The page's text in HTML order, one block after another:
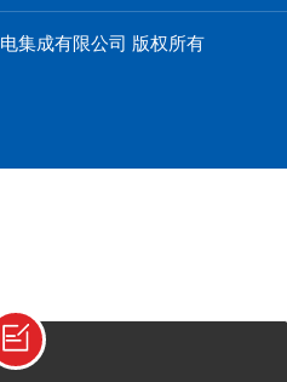
集成有限公司 版权所有